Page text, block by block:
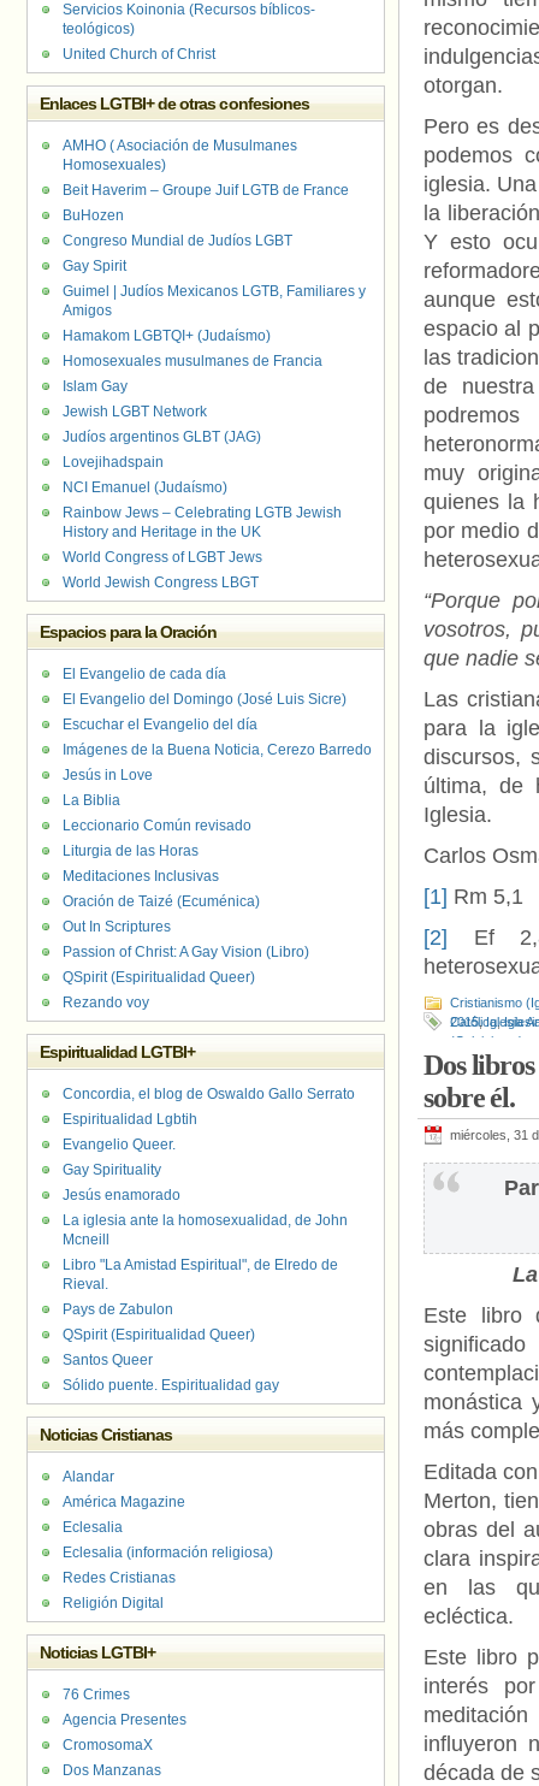
otorgan.
Pero es
podemos
iglesia.
la
Y esto
aunque
espacio al
las
de
muy
quienes la
por medio
“Porque
vosotros,
que nadie
Las
para la
discursos,
última, de
Iglesia.
Carlos
[1] Rm 5,1
[2] Ef
Cristianismo
Católica,
(Calvinistas)
2015,Iglesia
Dos
sobre él.
miércoles, 31
Este libro
monástica
más
Editada
Merton,
obras del
clara
en las
ecléctica.
Este libro
interés
influyeron
década de
Servicios Koinonia (Recursos bíblicos-
teológicos)
United Church of Christ
Enlaces LGTBI+ de otras confesiones
AMHO ( Asociación de Musulmanes
Homosexuales)
Beit Haverim – Groupe Juif LGTB de France
BuHozen
Congreso Mundial de Judíos LGBT
Gay Spirit
Guimel | Judíos Mexicanos LGTB, Familiares y
Amigos
Hamakom LGBTQI+ (Judaísmo)
Homosexuales musulmanes de Francia
Islam Gay
Jewish LGBT Network
Judíos argentinos GLBT (JAG)
Lovejihadspain
NCI Emanuel (Judaísmo)
Rainbow Jews – Celebrating LGTB Jewish
History and Heritage in the UK
World Congress of LGBT Jews
World Jewish Congress LBGT
Espacios para la Oración
El Evangelio de cada día
El Evangelio del Domingo (José Luis Sicre)
Escuchar el Evangelio del día
Imágenes de la Buena Noticia, Cerezo Barredo
Jesús in Love
La Biblia
Leccionario Común revisado
Liturgia de las Horas
Meditaciones Inclusivas
Oración de Taizé (Ecuménica)
Out In Scriptures
Passion of Christ: A Gay Vision (Libro)
QSpirit (Espiritualidad Queer)
Rezando voy
Espiritualidad LGTBI+
Concordia, el blog de Oswaldo Gallo Serrato
Espiritualidad Lgbtih
Evangelio Queer.
Gay Spirituality
Jesús enamorado
La iglesia ante la homosexualidad, de John
Mcneill
Libro "La Amistad Espiritual", de Elredo de
Rieval.
Pays de Zabulon
QSpirit (Espiritualidad Queer)
Santos Queer
Sólido puente. Espiritualidad gay
Noticias Cristianas
Alandar
América Magazine
Eclesalia
Eclesalia (información religiosa)
Redes Cristianas
Religión Digital
Noticias LGTBI+
76 Crimes
Agencia Presentes
CromosomaX
Dos Manzanas